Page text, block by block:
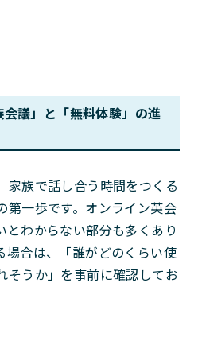
議」と「無料体験」の進
家族で話し合う時間をつくる
第一歩です。オンライン英会
とわからない部分も多くあり
場合は、「誰がどのくらい使
そうか」を事前に確認してお